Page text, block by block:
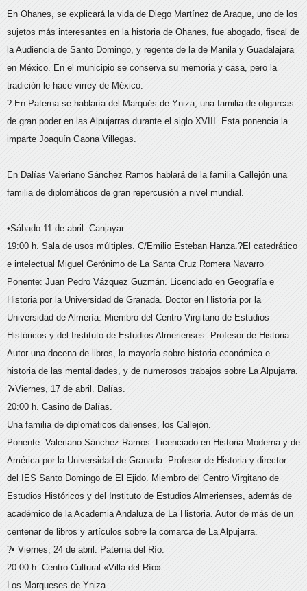
En Ohanes, se explicará la vida de Diego Martínez de Araque, uno de los
sujetos más interesantes en la historia de Ohanes, fue abogado, fiscal de
la Audiencia de Santo Domingo, y regente de la de Manila y Guadalajara
en México. En el municipio se conserva su memoria y casa, pero la
tradición le hace virrey de México.
? En Paterna se hablaría del Marqués de Yniza, una familia de oligarcas
de gran poder en las Alpujarras durante el siglo XVIII. Esta ponencia la
imparte Joaquín Gaona Villegas.
En Dalías Valeriano Sánchez Ramos hablará de la familia Callejón una
familia de diplomáticos de gran repercusión a nivel mundial.
•Sábado 11 de abril. Canjayar.
19:00 h. Sala de usos múltiples. C/Emilio Esteban Hanza.?El catedrático
e intelectual Miguel Gerónimo de La Santa Cruz Romera Navarro
Ponente: Juan Pedro Vázquez Guzmán. Licenciado en Geografía e
Historia por la Universidad de Granada. Doctor en Historia por la
Universidad de Almería. Miembro del Centro Virgitano de Estudios
Históricos y del Instituto de Estudios Almerienses. Profesor de Historia.
Autor una docena de libros, la mayoría sobre historia económica e
historia de las mentalidades, y de numerosos trabajos sobre La Alpujarra.
?•Viernes, 17 de abril. Dalías.
20:00 h. Casino de Dalías.
Una familia de diplomáticos dalienses, los Callejón.
Ponente: Valeriano Sánchez Ramos. Licenciado en Historia Moderna y de
América por la Universidad de Granada. Profesor de Historia y director
del IES Santo Domingo de El Ejido. Miembro del Centro Virgitano de
Estudios Históricos y del Instituto de Estudios Almerienses, además de
académico de la Academia Andaluza de La Historia. Autor de más de un
centenar de libros y artículos sobre la comarca de La Alpujarra.
?• Viernes, 24 de abril. Paterna del Río.
20:00 h. Centro Cultural «Villa del Río».
Los Marqueses de Yniza.